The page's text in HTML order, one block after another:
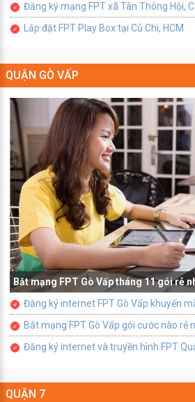
Đăng ký mạng FPT xã Tân Thông Hội,
Lắp đặt FPT Play Box tại Củ Chi, HCM
QUẬN GÒ VẤP
Bắt mạng FPT Gò Vấp tháng 11 gói rẻ
Đăng ký internet FPT Gò Vấp khuyến
Bắt mạng FPT Gò Vấp gói cước nào rẻ
Đăng ký internet và truyền hình FPT
QUẬN 7